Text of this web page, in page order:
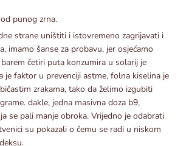
punog zrna.
strane uništiti i istovremeno zagrijavati i
imamo šanse za probavu, jer osjećamo
četiri puta konzumira u solarij je
je faktor u prevenciji astme, folna kiselina je
zrakama, tako da želimo izgubiti
dakle, jedna masivna doza b9,
se pali manje obroka. Vrijedno je odabrati
su pokazali o čemu se radi u niskom